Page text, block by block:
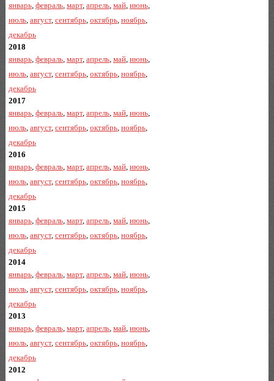
январь, февраль, март, апрель, май, июнь,
июль, август, сентябрь, октябрь, ноябрь,
декабрь
2018
январь, февраль, март, апрель, май, июнь,
июль, август, сентябрь, октябрь, ноябрь,
декабрь
2017
январь, февраль, март, апрель, май, июнь,
июль, август, сентябрь, октябрь, ноябрь,
декабрь
2016
январь, февраль, март, апрель, май, июнь,
июль, август, сентябрь, октябрь, ноябрь,
декабрь
2015
январь, февраль, март, апрель, май, июнь,
июль, август, сентябрь, октябрь, ноябрь,
декабрь
2014
январь, февраль, март, апрель, май, июнь,
июль, август, сентябрь, октябрь, ноябрь,
декабрь
2013
январь, февраль, март, апрель, май, июнь,
июль, август, сентябрь, октябрь, ноябрь,
декабрь
2012